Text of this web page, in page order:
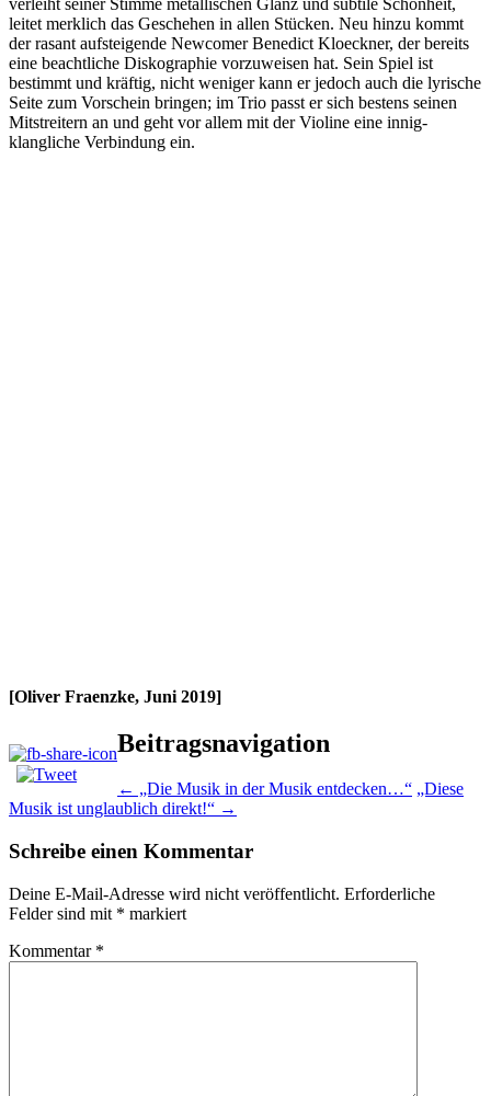
leitet merklich das Geschehen in allen Stücken. Neu hinzu kommt
der rasant aufsteigende Newcomer Benedict Kloeckner, der bereits
eine beachtliche Diskographie vorzuweisen hat. Sein Spiel ist
bestimmt und kräftig, nicht weniger kann er jedoch auch die lyrische
Seite zum Vorschein bringen; im Trio passt er sich bestens seinen
Mitstreitern an und geht vor allem mit der Violine eine innig-
klangliche Verbindung ein.
[Oliver Fraenzke, Juni 2019]
Beitragsnavigation
← „Die Musik in der Musik entdecken…“ „Diese
Musik ist unglaublich direkt!“ →
Schreibe einen Kommentar
Deine E-Mail-Adresse wird nicht veröffentlicht. Erforderliche
Felder sind mit * markiert
Kommentar *